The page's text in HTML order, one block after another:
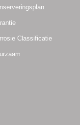
Classificatie